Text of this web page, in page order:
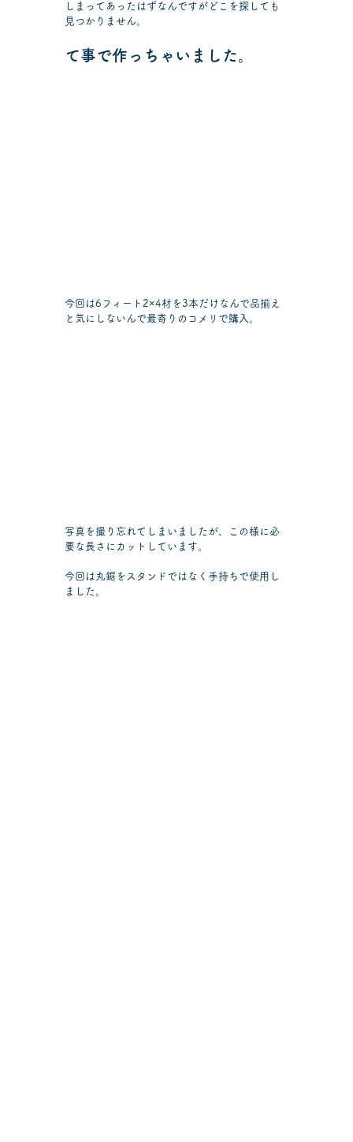
しまってあったはずなんですがどこを探しても
見つかりません。
て事で作っちゃいました。
今回は6フィート2×4材を3本だけなんで品揃え
と気にしないんで最寄りのコメリで購入。
写真を撮り忘れてしまいましたが、この様に必
要な長さにカットしています。
今回は丸鋸をスタンドではなく手持ちで使用し
ました。